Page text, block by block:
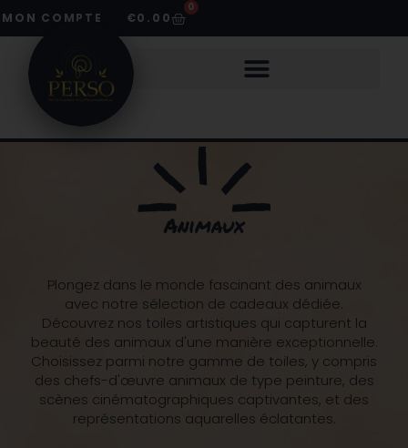
MON COMPTE €0.00
0
Animaux
Plongez dans le monde fascinant des animaux
avec notre sélection de cadeaux dédiée.
Découvrez nos toiles artistiques qui capturent la
beauté des animaux d'une manière exceptionnelle.
Choisissez parmi notre gamme de toiles, y compris
des chefs-d'œuvre animaux de type peinture, des
scènes cinématographiques captivantes, et des
représentations aquarelles éclatantes.